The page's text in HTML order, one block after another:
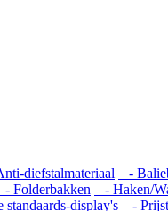
diefstalmateriaal -
- Folderbakken - Haken/
standaards-display's -